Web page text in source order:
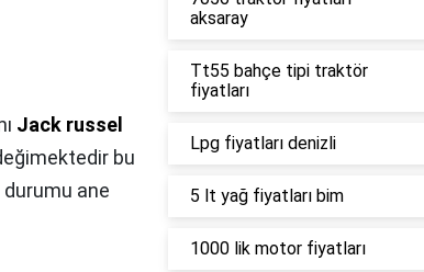
Jack russel
bu
durumu ane
aksaray
Tt55 bahçe tipi traktör
fiyatları
Lpg fiyatları denizli
5 lt yağ fiyatları bim
1000 lik motor fiyatları